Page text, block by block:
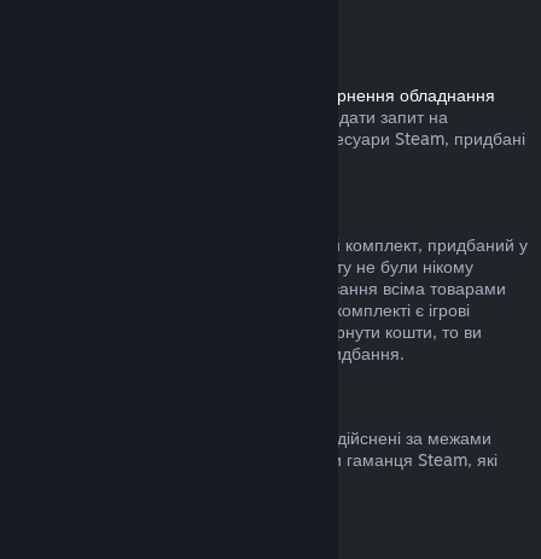
Умовах повернення обладнання
процедури та часових меж, ви можете подати запит на
повернення коштів за обладнання та аксесуари Steam, придбані
Ви можете повернути кошти за будь-який комплект, придбаний у
Steam за умови, що всі товари з комплекту не були нікому
передані та якщо загальний час користування всіма товарами
становить не більше двох годин. Якщо у комплекті є ігрові
предмети чи DLC, за які неможливо повернути кошти, то ви
побачите примітку під час здійснення придбання.
Valve не повертає кошти за придбання, здійснені за межами
Steam (наприклад: цифрові ключі чи коди гаманця Steam, які